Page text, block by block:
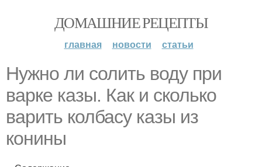
ДОМАШНИЕ РЕЦЕПТЫ
главная новости статьи
Нужно ли солить воду при
варке казы. Как и сколько
варить колбасу казы из
конины